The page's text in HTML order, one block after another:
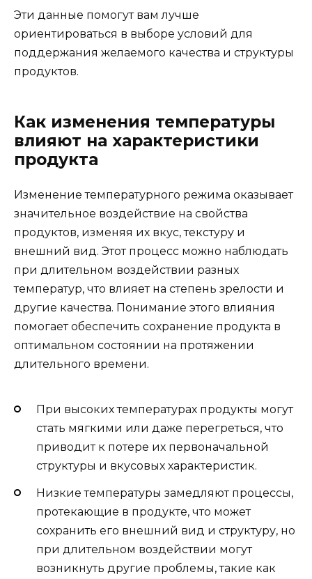
Эти данные помогут вам лучше
ориентироваться в выборе условий для
поддержания желаемого качества и структуры
продуктов.
Как изменения температуры
влияют на характеристики
продукта
Изменение температурного режима оказывает
значительное воздействие на свойства
продуктов, изменяя их вкус, текстуру и
внешний вид. Этот процесс можно наблюдать
при длительном воздействии разных
температур, что влияет на степень зрелости и
другие качества. Понимание этого влияния
помогает обеспечить сохранение продукта в
оптимальном состоянии на протяжении
длительного времени.
При высоких температурах продукты могут
стать мягкими или даже перегреться, что
приводит к потере их первоначальной
структуры и вкусовых характеристик.
Низкие температуры замедляют процессы,
протекающие в продукте, что может
сохранить его внешний вид и структуру, но
при длительном воздействии могут
возникнуть другие проблемы, такие как